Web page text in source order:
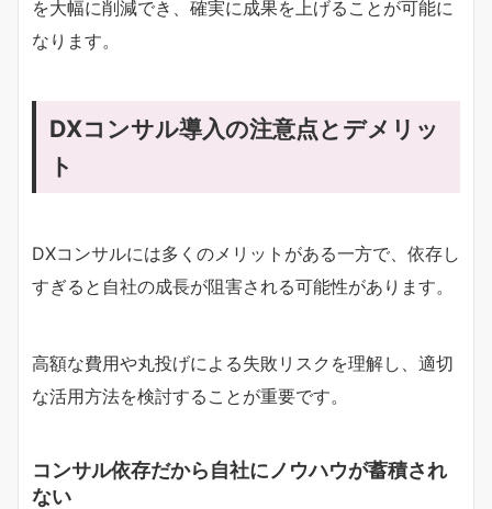
を大幅に削減でき、確実に成果を上げることが可能に
なります。
DXコンサル導入の注意点とデメリッ
ト
DXコンサルには多くのメリットがある一方で、依存し
すぎると自社の成長が阻害される可能性があります。
高額な費用や丸投げによる失敗リスクを理解し、適切
な活用方法を検討することが重要です。
コンサル依存だから自社にノウハウが蓄積され
ない